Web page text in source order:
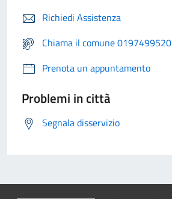
Richiedi Assistenza
Chiama il comune 0197499520
Prenota un appuntamento
Problemi in città
Segnala disservizio